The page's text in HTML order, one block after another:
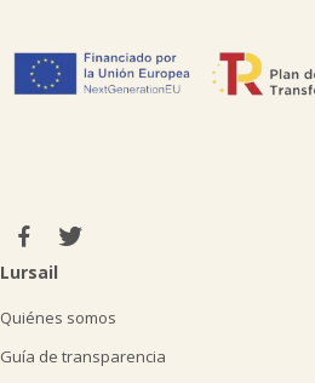
Lursail
Quiénes somos
Guía de transparencia